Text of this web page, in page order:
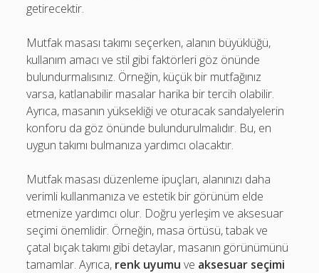
getirecektir.
Mutfak masası takımı seçerken, alanın büyüklüğü,
kullanım amacı ve stil gibi faktörleri göz önünde
bulundurmalısınız. Örneğin, küçük bir mutfağınız
varsa, katlanabilir masalar harika bir tercih olabilir.
Ayrıca, masanın yüksekliği ve oturacak sandalyelerin
konforu da göz önünde bulundurulmalıdır. Bu, en
uygun takımı bulmanıza yardımcı olacaktır.
Mutfak masası düzenleme ipuçları, alanınızı daha
verimli kullanmanıza ve estetik bir görünüm elde
etmenize yardımcı olur. Doğru yerleşim ve aksesuar
seçimi önemlidir. Örneğin, masa örtüsü, tabak ve
çatal bıçak takımı gibi detaylar, masanın görünümünü
tamamlar. Ayrıca, renk uyumu ve aksesuar seçimi